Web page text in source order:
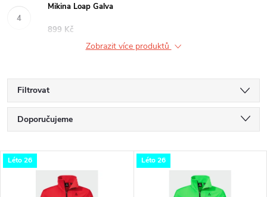
Mikina Loap Galva
899 Kč
Zobrazit více produktů
Filtrovat
Ř
a
Doporučujeme
Nejdražší
Nejprodávanější
V
Léto 26 Léto 26